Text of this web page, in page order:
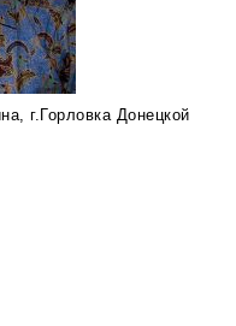
г.Горловка Донецкой